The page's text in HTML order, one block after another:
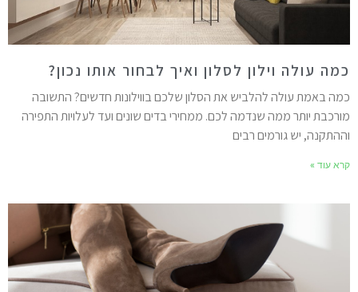
עולה וילון לסלון ואיך לבחור אותו נכון?
באמת עולה להלביש את הסלון שלכם בווילונות חדשים? התשובה
יותר ממה שנדמה לכם. ממחירי בדים שונים ועד לעלויות התפירה
יש גורמים רבים
עוד »